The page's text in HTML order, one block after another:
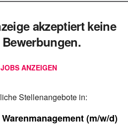
akzeptiert keine
ANZEIGEN
Stellenangebote in:
(m/w/d)